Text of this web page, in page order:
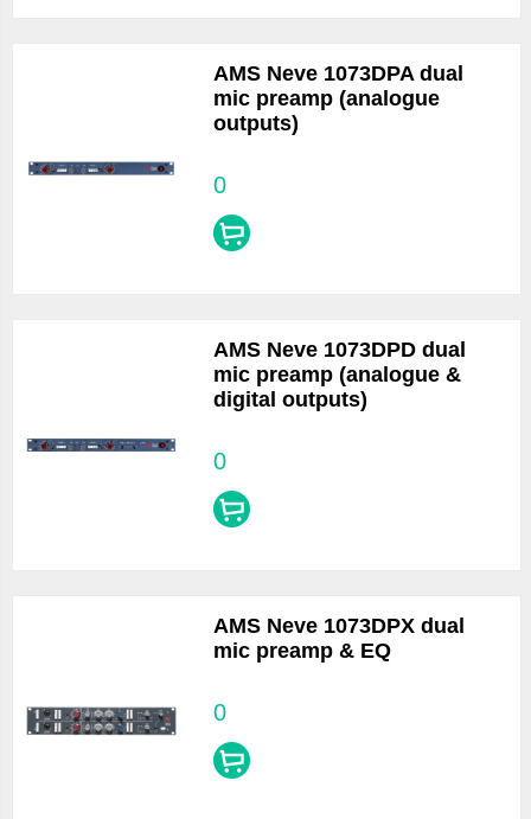
AMS Neve 1073DPA dual
mic preamp (analogue
outputs)
0
AMS Neve 1073DPD dual
mic preamp (analogue &
digital outputs)
0
AMS Neve 1073DPX dual
mic preamp & EQ
0